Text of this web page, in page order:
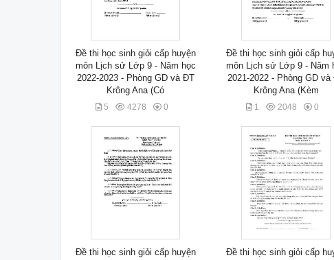
Đề thi học sinh giỏi cấp huyện
môn Lịch sử Lớp 9 - Năm học
2022-2023 - Phòng GD và ĐT
Krông Ana (Có
5 4278 0
Đề thi học sinh giỏi cấp
môn Lịch sử Lớp 9 - Năm
2021-2022 - Phòng GD và
Krông Ana (Kèm
1 2048 0
Đề thi học sinh giỏi cấp huyện
Đề thi học sinh giỏi cấp